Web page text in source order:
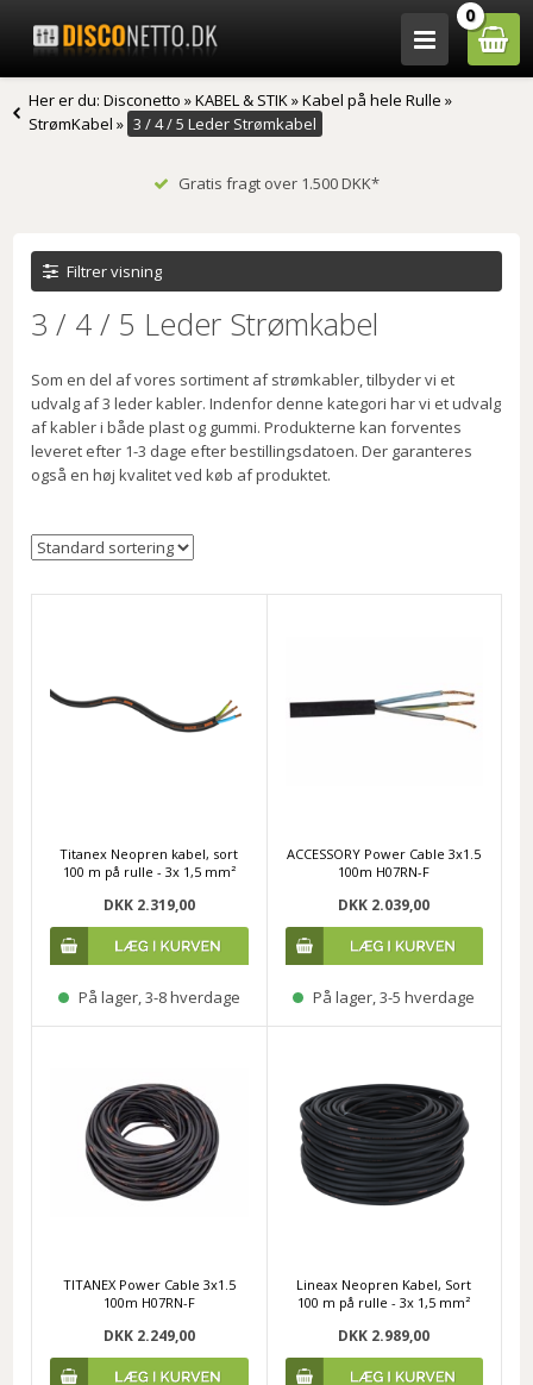
0
Her er du:Disconetto »KABEL & STIK»Kabel på hele Rulle »
StrømKabel » 3 / 4 / 5 Leder Strømkabel
Gratis fragt over 1.500 DKK*
Filtrer visning
3 / 4 / 5 Leder Strømkabel
Som en del af vores sortiment af strømkabler, tilbyder vi et
udvalg af 3 leder kabler. Indenfor denne kategori har vi et udvalg
af kabler i både plast og gummi. Produkterne kan forventes
leveret efter 1-3 dage efter bestillingsdatoen. Der garanteres
også en høj kvalitet ved køb af produktet.
Titanex Neopren kabel, sort
100 m på rulle - 3x 1,5 mm²
DKK 2.319,00
På lager, 3-8 hverdage
ACCESSORY Power Cable 3x1.5
100m H07RN-F
DKK 2.039,00
På lager, 3-5 hverdage
TITANEX Power Cable 3x1.5
100m H07RN-F
DKK 2.249,00
Lineax Neopren Kabel, Sort
100 m på rulle - 3x 1,5 mm²
DKK 2.989,00